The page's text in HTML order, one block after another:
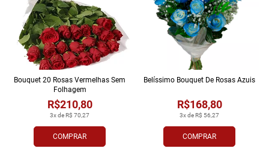
COMPRAR
3x de R$ 70,27
R$210,80
Bouquet 20 Rosas Vermelhas Sem
Folhagem
COMPRAR
3x de R$ 56,27
R$168,80
Belíssimo Bouquet De Rosas Azuis